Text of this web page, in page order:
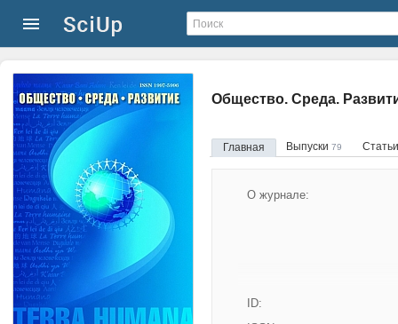
Общество. Среда.
Главная Выпуски 79
О журнале:
ID: